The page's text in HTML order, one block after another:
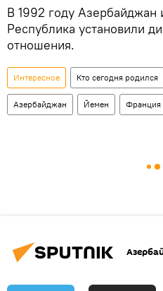
В 1992 году Азербайджан
Республика установили
отношения.
Интересное Кто сегодня родился
Азербайджан Йемен Франция